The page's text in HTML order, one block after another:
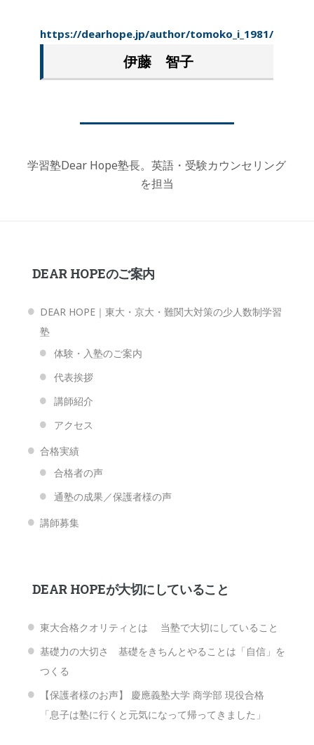
https://dearhope.jp/author/tomoko_i_1981/
伊藤 智子
学習塾Dear Hope塾長。英語・受験カウンセリング
を担当
DEAR HOPEのご案内
DEAR HOPE｜東大・京大・難関大対策の少人数制学習
塾
体験・入塾のご案内
代表挨拶
講師紹介
アクセス
合格実績
合格者の声
通塾の成果／保護者様の声
講師募集
DEAR HOPEが大切にしていること
東大合格クオリティとは 当塾で大切にしていること
基礎力の大切さ 基礎をきちんとやることは「自信」を
つくる
【保護者様のお声】 慶應義塾大学 商学部 現役合格
「息子は塾に行くと元気になって帰ってきました」